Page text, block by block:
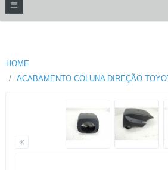
HOME
ACABAMENTO COLUNA DIREÇÃO